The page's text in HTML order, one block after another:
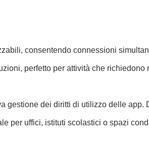
consentendo connessioni
perfetto per attività che
gestione dei diritti di utilizzo delle
per uffici, istituti scolastici o spazi